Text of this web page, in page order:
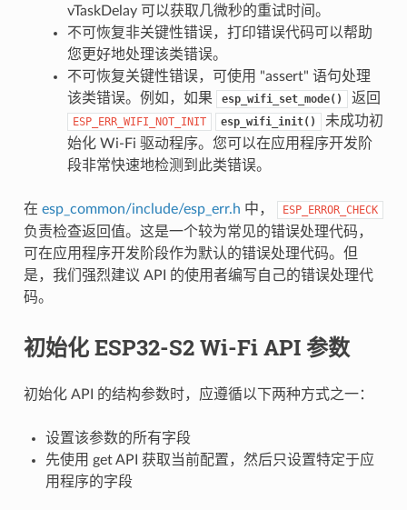
vTaskDelay 可以获取几微秒的重试时间。
不可恢复非关键性错误，打印错误代码可以帮助
您更好地处理该类错误。
不可恢复关键性错误，可使用 "assert" 语句处理
该类错误。例如，如果
esp_wifi_set_mode() 返回
ESP_ERR_WIFI_NOT_INIT esp_wifi_init()
未成功初
始化 Wi-Fi 驱动程序。您可以在应用程序开发阶
段非常快速地检测到此类错误。
在 esp_common/include/esp_err.h 中， ESP_ERROR_CHECK
负责检查返回值。这是一个较为常见的错误处理代码，
可在应用程序开发阶段作为默认的错误处理代码。但
是，我们强烈建议 API 的使用者编写自己的错误处理代
码。
初始化 ESP32-S2 Wi-Fi API 参数
初始化 API 的结构参数时，应遵循以下两种方式之一：
设置该参数的所有字段
先使用 get API 获取当前配置，然后只设置特定于应
用程序的字段